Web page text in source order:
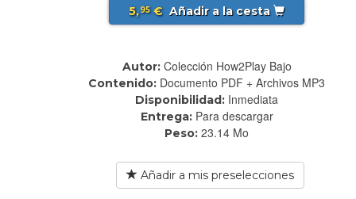
5,95€ Añadir a la cesta
Autor: Colección How2Play Bajo
Contenido: Documento PDF + Archivos MP3
Disponibilidad: Inmediata
Entrega: Para descargar
Peso: 23.14 Mo
Añadir a mis preselecciones